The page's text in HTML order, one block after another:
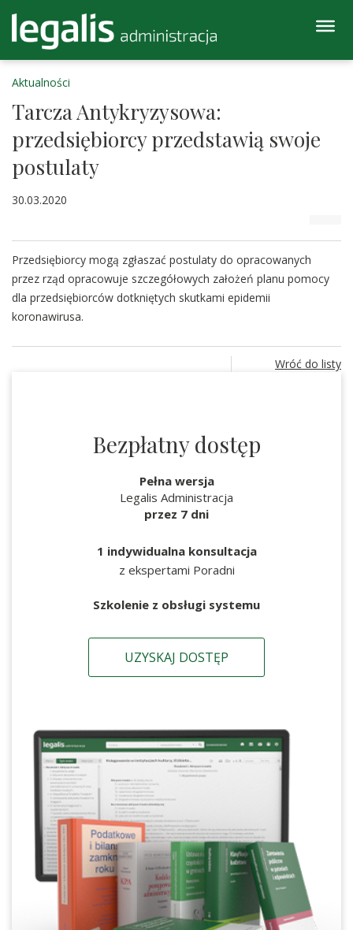
Aktualności
Tarcza Antykryzysowa:
przedsiębiorcy przedstawią swoje
postulaty
30.03.2020
Przedsiębiorcy mogą zgłaszać postulaty do opracowanych
przez rząd opracowuje szczegółowych założeń planu pomocy
dla przedsiębiorców dotkniętych skutkami epidemii
koronawirusa.
Wróć do listy
Bezpłatny dostęp
Pełna wersja
Legalis Administracja
przez 7 dni
1 indywidualna konsultacja
z ekspertami Poradni
Szkolenie z obsługi systemu
UZYSKAJ DOSTĘP